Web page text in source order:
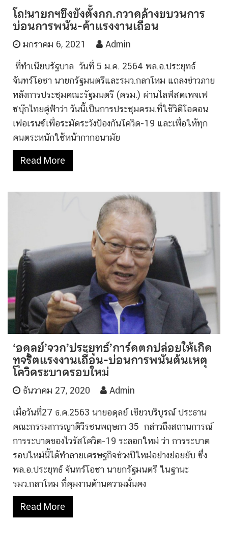
โถ!นายกฯขึงขังตั้งกก.กวาดล้างขบวนการ
บ่อนการพนัน-ค้าแรงงานเถื่อน
มกราคม 6, 2021 Admin
ที่ทำเนียบรัฐบาล วันที่ 5 ม.ค. 2564 พล.อ.ประยุทธ์
จันทร์โอชา นายกรัฐมนตรีและรมว.กลาโหม แถลงข่าวภาย
หลังการประชุมคณะรัฐมนตรี (ครม.) ผ่านไลฟ์สดเพจเฟ
ซบุ๊กไทยคู่ฟ้าว่า วันนี้เป็นการประชุมครม.ที่ใช้วิดีโอคอน
เฟอเรนซ์เพื่อระมัดระวังป้องกันโควิด-19 และเพื่อให้ทุก
คนตระหนักใช้หน้ากากอนามัย
Read More
‘อดุลย์’จวก’ประยุทธ์’การ์ดตกปล่อยให้เกิด
ทุจริตแรงงานเถื่อน-บ่อนการพนันต้นเหตุ
โควิดระบาดรอบใหม่
ธันวาคม 27, 2020 Admin
เมื่อวันที่27 ธ.ค.2563 นายอดุลย์ เขียวบริบูรณ์ ประธาน
คณะกรรมการญาติวีรชนพฤษภา 35 กล่าวถึงสถานการณ์
การระบาดของไวรัสโควิด-19 ระลอกใหม่ ว่า การระบาด
รอบใหม่นี้ได้ทำลายเศรษฐกิจช่วงปีใหม่อย่างย่อยยับ ซึ่ง
พล.อ.ประยุทธ์ จันทร์โอชา นายกรัฐมนตรี ในฐานะ
รมว.กลาโหม ที่คุมงานด้านความมั่นคง
Read More